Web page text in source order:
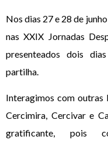
Nos dias 27 e 28 de
nas XXIX Jornadas
presenteados dois
partilha.
Interagimos com outras
Cercimira, Cercivar e
gratificante, pois